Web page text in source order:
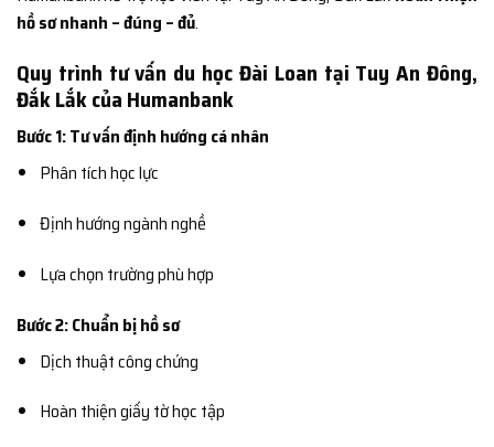
hồ sơ nhanh – đúng – đủ.
Quy trình tư vấn du học Đài Loan tại Tuy An Đông,
Đắk Lắk của Humanbank
Bước 1: Tư vấn định hướng cá nhân
Phân tích học lực
Định hướng ngành nghề
Lựa chọn trường phù hợp
Bước 2: Chuẩn bị hồ sơ
Dịch thuật công chứng
Hoàn thiện giấy tờ học tập